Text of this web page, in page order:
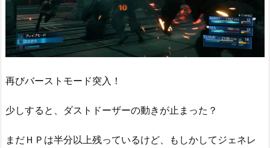
再びバーストモード突入！
少しすると、ダストドーザーの動きが止まった？
まだＨＰは半分以上残っているけど、もしかしてジェネレ